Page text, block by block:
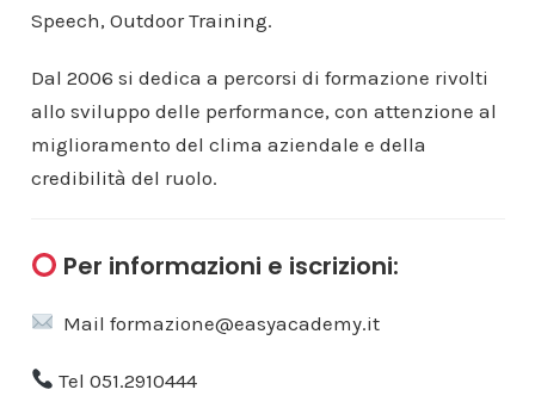
Speech, Outdoor Training.
Dal 2006 si dedica a percorsi di formazione rivolti
allo sviluppo delle performance, con attenzione al
miglioramento del clima aziendale e della
credibilità del ruolo.
Per informazioni e iscrizioni:
Mail formazione@easyacademy.it
Tel 051.2910444